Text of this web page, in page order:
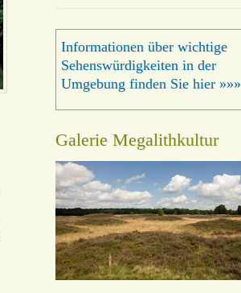
Informationen über wichtige
Sehenswürdigkeiten in der
Umgebung finden Sie hier »»»
Galerie Megalithkultur